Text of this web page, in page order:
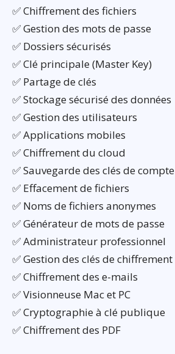
✅ Chiffrement des fichiers
✅ Gestion des mots de passe
✅ Dossiers sécurisés
✅ Clé principale (Master Key)
✅ Partage de clés
✅ Stockage sécurisé des données
✅ Gestion des utilisateurs
✅ Applications mobiles
✅ Chiffrement du cloud
✅ Sauvegarde des clés de compte
✅ Effacement de fichiers
✅ Noms de fichiers anonymes
✅ Générateur de mots de passe
✅ Administrateur professionnel
✅ Gestion des clés de chiffrement
✅ Chiffrement des e-mails
✅ Visionneuse Mac et PC
✅ Cryptographie à clé publique
✅ Chiffrement des PDF